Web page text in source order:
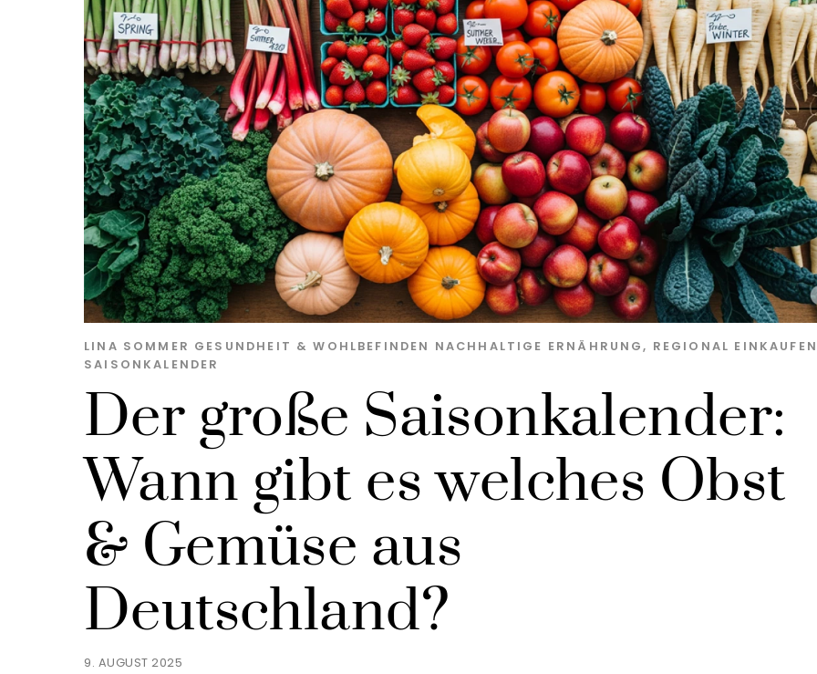
9. AUGUST 2025
Der große Saisonkalender:
Wann gibt es welches Obst
& Gemüse aus
Deutschland?
LINA SOMMER GESUNDHEIT & WOHLBEFINDEN NACHHALTIGE ERNÄHRUNG, REGIONAL EINKAUFEN
SAISONKALENDER